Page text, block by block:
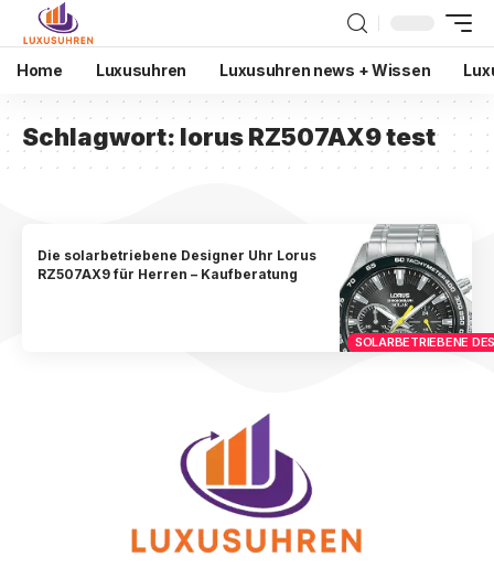
Home Luxusuhren Luxusuhren news + Wissen
Schlagwort: lorus RZ507AX9 test
SOLARBETRIEBENE
Die solarbetriebene Designer Uhr Lorus
RZ507AX9 für Herren – Kaufberatung